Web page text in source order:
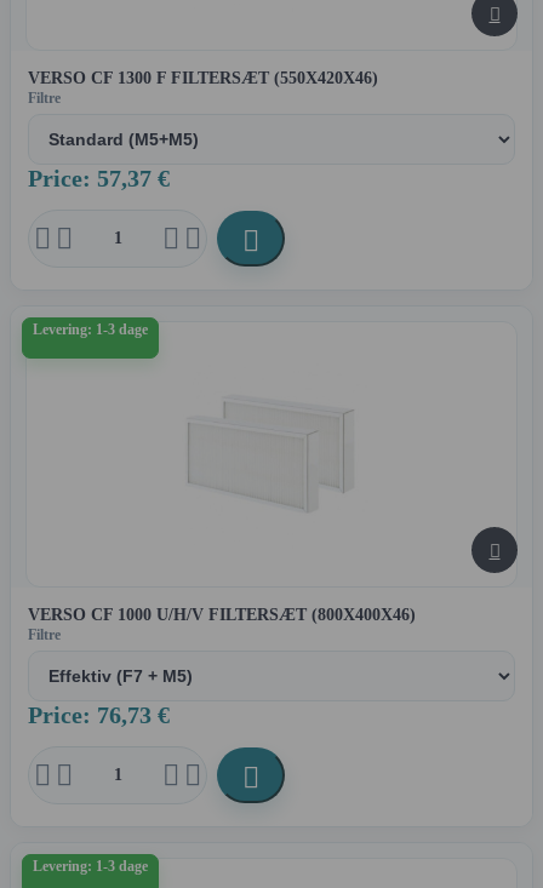

VERSO CF 1300 F FILTERSÆT (550X420X46)
Filtre
Price: 57,37 €
    
Levering: 1-3 dage

VERSO CF 1000 U/H/V FILTERSÆT (800X400X46)
Filtre
Price: 76,73 €
    
Levering: 1-3 dage